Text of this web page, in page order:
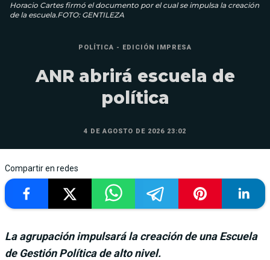
Horacio Cartes firmó el documento por el cual se impulsa la creación
de la escuela.FOTO: GENTILEZA
POLÍTICA - EDICIÓN IMPRESA
ANR abrirá escuela de
política
4 DE AGOSTO DE 2026 23:02
Compartir en redes
La agrupación impulsará la creación de una Escuela
de Gestión Política de alto nivel.